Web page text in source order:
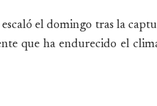
el domingo tras la
que ha endurecido el